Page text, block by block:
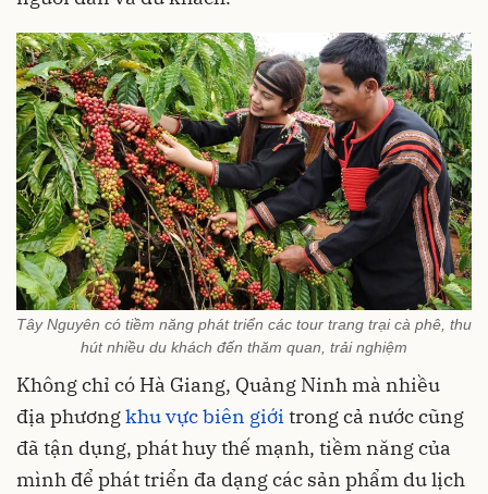
Tây Nguyên có tiềm năng phát triển các tour trang trại cà phê, thu
hút nhiều du khách đến thăm quan, trải nghiệm
Không chỉ có Hà Giang, Quảng Ninh mà nhiều
địa phươngkhu vực biên giới trong cả nước cũng
đã tận dụng, phát huy thế mạnh, tiềm năng của
mình để phát triển đa dạng các sản phẩm du lịch